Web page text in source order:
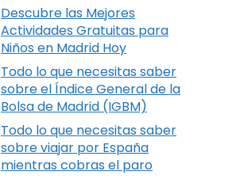
Descubre las Mejores
Actividades Gratuitas para
Niños en Madrid Hoy
Todo lo que necesitas saber
sobre el Índice General de la
Bolsa de Madrid (IGBM)
Todo lo que necesitas saber
sobre viajar por España
mientras cobras el paro